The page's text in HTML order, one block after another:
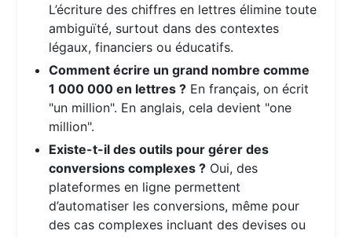
L’écriture des chiffres en lettres élimine toute
ambiguïté, surtout dans des contextes
légaux, financiers ou éducatifs.
Comment écrire un grand nombre comme
1 000 000 en lettres ? En français, on écrit
"un million". En anglais, cela devient "one
million".
Existe-t-il des outils pour gérer des
conversions complexes ? Oui, des
plateformes en ligne permettent
d’automatiser les conversions, même pour
des cas complexes incluant des devises ou